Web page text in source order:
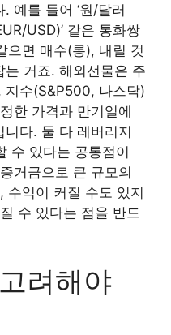
예를 들어 ‘원/달러
USD)’ 같은 통화쌍
으면 매수(롱), 내릴 것
거죠. 해외선물은 주
지수(S&P500, 나스닥)
한 가격과 만기일에
다. 둘 다 레버리지
수 있다는 공통점이
거금으로 큰 규모의
수익이 커질 수도 있지
수 있다는 점을 반드
려해야